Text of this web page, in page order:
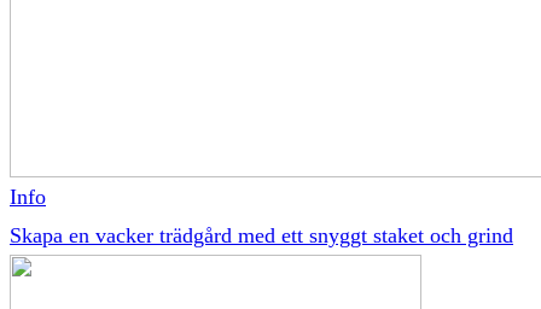
Info
Skapa en vacker trädgård med ett snyggt staket och grind